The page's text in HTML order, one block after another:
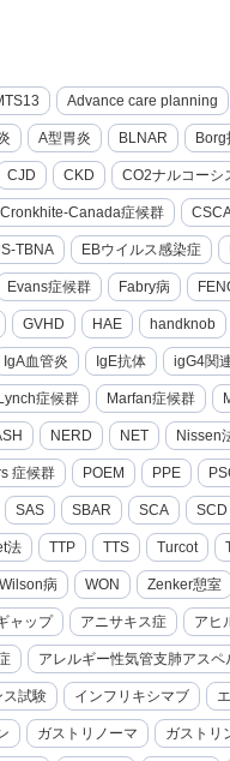
Advance care planning
A型胃炎 BLNAR
CJD CKD CO2ナルコーシ
Cronkhite-Canada症候群
TBNA EBウイルス感染症
Evans症候群 Fabry病
GVHD HAE handknob
IgA血管炎 IgE抗体 igG4関
Lynch症候群 Marfan症候群
NERD NET Nissen
症候群 POEM PPE
SAS SBAR SCA SCD
法 TTP TTS Turcot
Wilson病 WON Zenker憩室
ャップ アニサキス症 アヒ
アレルギー性気管支肺アスペ
ス試験 インフリキシマブ
ガストリノーマ ガストリ